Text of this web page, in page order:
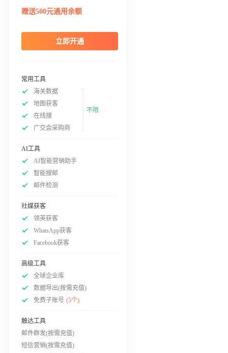
赠送500元通用余额
立即开通
常用工具
海关数据
地图获客
在线搜
广交会采购商
不限
AI工具
AI智能营销助手
智能搜邮
邮件检测
社媒获客
领英获客
WhatsApp获客
Facebook获客
高级工具
全球企业库
数据导出(按需充值)
免费子账号 (5个)
触达工具
邮件群发(按需充值)
短信营销(按需充值)